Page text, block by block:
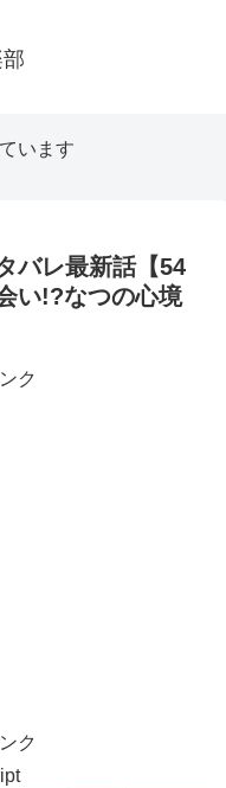
います
バレ最新話【54
い!?なつの心境
ク
ク